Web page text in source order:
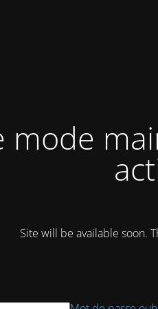
mode
Site will be available soon.